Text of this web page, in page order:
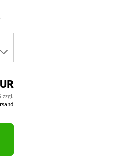
zzgl.